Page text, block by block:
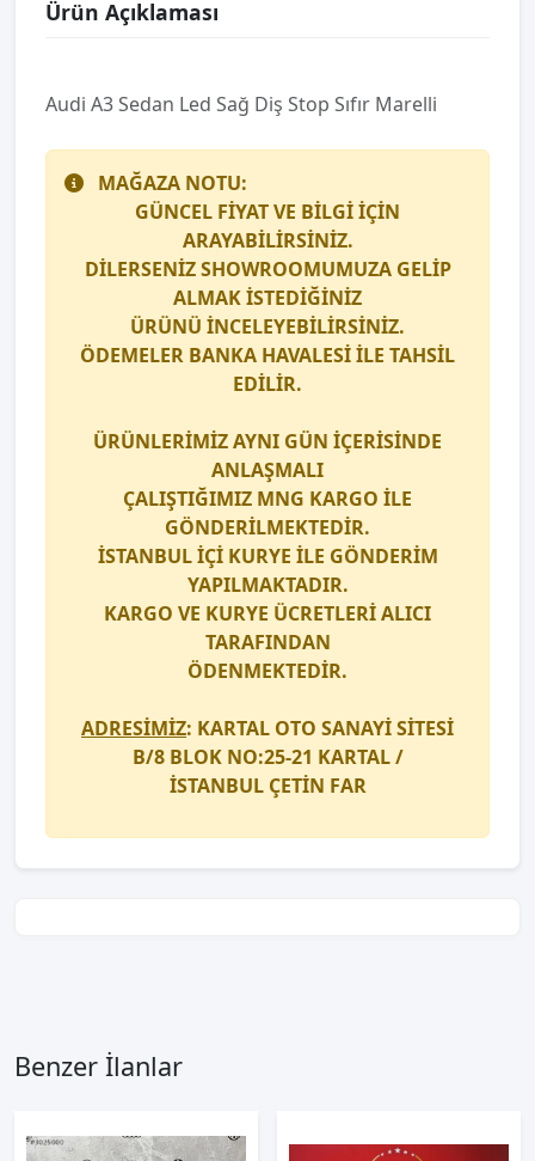
Ürün Açıklaması
Audi̇ A3 Sedan Led Sağ Diş Stop Sıfır Marelli̇
MAĞAZA NOTU:
GÜNCEL FİYAT VE BİLGİ İÇİN
ARAYABİLİRSİNİZ.
DİLERSENİZ SHOWROOMUMUZA GELİP
ALMAK İSTEDİĞİNİZ
ÜRÜNÜ İNCELEYEBİLİRSİNİZ.
ÖDEMELER BANKA HAVALESİ İLE TAHSİL
EDİLİR.
ÜRÜNLERİMİZ AYNI GÜN İÇERİSİNDE
ANLAŞMALI
ÇALIŞTIĞIMIZ MNG KARGO İLE
GÖNDERİLMEKTEDİR.
İSTANBUL İÇİ KURYE İLE GÖNDERİM
YAPILMAKTADIR.
KARGO VE KURYE ÜCRETLERİ ALICI
TARAFINDAN
ÖDENMEKTEDİR.
ADRESİMİZ: KARTAL OTO SANAYİ SİTESİ
B/8 BLOK NO:25-21 KARTAL /
İSTANBUL ÇETİN FAR
Benzer İlanlar